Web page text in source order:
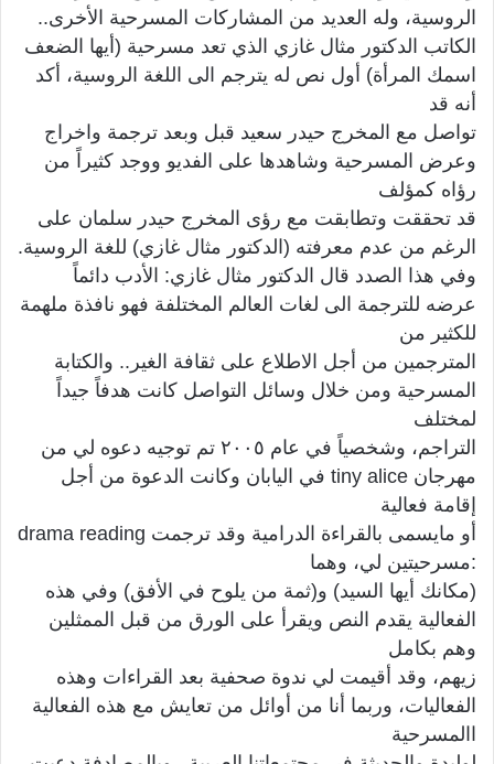
الروسية، وله العديد من المشاركات المسرحية الأخرى..
الكاتب الدكتور مثال غازي الذي تعد مسرحية (أيها الضعف
اسمك المرأة) أول نص له يترجم الى اللغة الروسية، أكد
أنه قد
تواصل مع المخرج حيدر سعيد قبل وبعد ترجمة واخراج
وعرض المسرحية وشاهدها على الفديو ووجد كثيراً من
رؤاه كمؤلف
قد تحققت وتطابقت مع رؤى المخرج حيدر سلمان على
الرغم من عدم معرفته (الدكتور مثال غازي) للغة الروسية.
وفي هذا الصدد قال الدكتور مثال غازي: الأدب دائماً
عرضه للترجمة الى لغات العالم المختلفة فهو نافذة ملهمة
للكثير من
المترجمين من أجل الاطلاع على ثقافة الغير.. والكتابة
المسرحية ومن خلال وسائل التواصل كانت هدفاً جيداً
لمختلف
التراجم، وشخصياً في عام ٢٠٠٥ تم توجيه دعوه لي من
مهرجان tiny alice في اليابان وكانت الدعوة من أجل
إقامة فعالية
drama reading أو مايسمى بالقراءة الدرامية وقد ترجمت
مسرحيتين لي، وهما:
(مكانك أيها السيد) و(ثمة من يلوح في الأفق) وفي هذه
الفعالية يقدم النص ويقرأ على الورق من قبل الممثلين
وهم بكامل
زيهم، وقد أقيمت لي ندوة صحفية بعد القراءات وهذه
الفعاليات، وربما أنا من أوائل من تعايش مع هذه الفعالية
االمسرحية